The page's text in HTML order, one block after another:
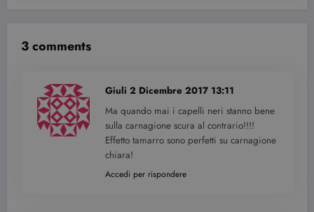
3 comments
Giuli 2 Dicembre 2017 13:11
Ma quando mai i capelli neri stanno bene
sulla carnagione scura al contrario!!!!
Effetto tamarro sono perfetti su carnagione
chiara!
Accedi per rispondere